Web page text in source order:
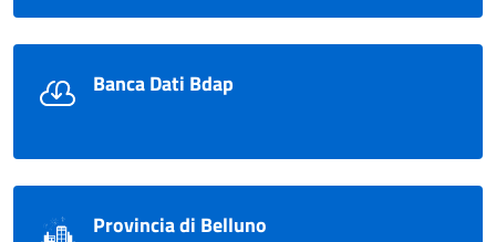
Banca Dati Bdap
Provincia di Belluno